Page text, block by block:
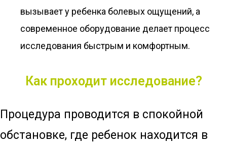
вызывает у ребенка болевых ощущений, а
современное оборудование делает процесс
исследования быстрым и комфортным.
Как проходит исследование?
Процедура проводится в спокойной
обстановке, где ребенок находится в